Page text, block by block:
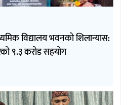
विद्यालय भवनको शिलान्यास:
९.३ करोड सहयोग